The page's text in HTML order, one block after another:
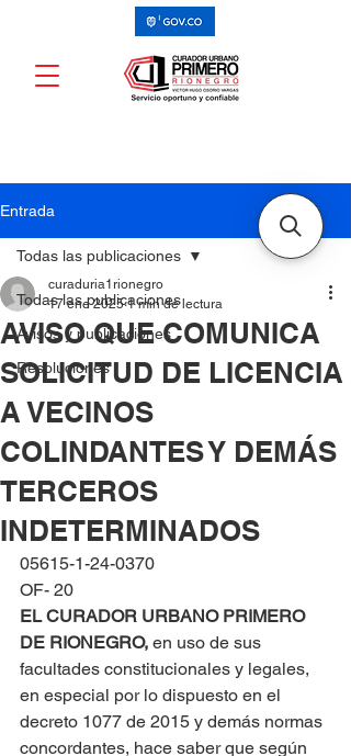
Entrada
Todas las publicaciones
Avisos y publicaciones
Resoluciones
Todas las publicaciones
AVISO QUE COMUNICA
SOLICITUD DE LICENCIA
A VECINOS
COLINDANTES Y DEMÁS
TERCEROS
INDETERMINADOS
curaduria1rionegro
17 ene 2025 1 min de lectura
05615-1-24-0370
OF- 20
EL CURADOR URBANO PRIMERO
DE RIONEGRO, en uso de sus
facultades constitucionales y legales,
en especial por lo dispuesto en el
decreto 1077 de 2015 y demás normas
concordantes, hace saber que según